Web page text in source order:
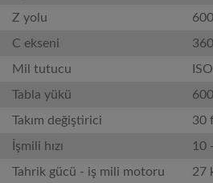
Z yolu
C ekseni
Mil tutucu
Tabla yükü
Takım değiştirici
30
İşmili hızı
10
Tahrik gücü - iş mili motoru
27